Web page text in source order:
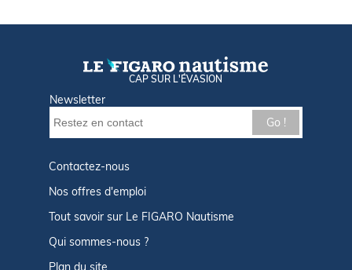
CAP SUR L'ÉVASION
Newsletter
Go !
Contactez-nous
Nos offres d'emploi
Tout savoir sur Le FIGARO Nautisme
Qui sommes-nous ?
Plan du site